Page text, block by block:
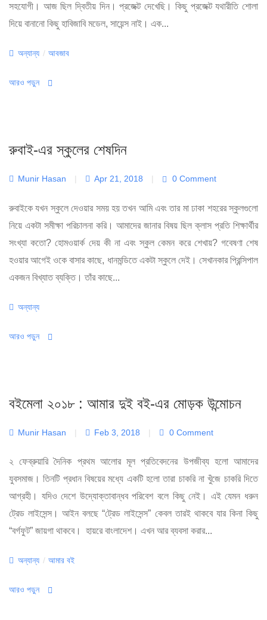
সহযোগী। আজ ছিল দ্বিতীয় দিন। প্রজেক্ট দেখেছি। কিছু প্রজেক্ট যথারীতি শোলা
দিয়ে বানানো কিছু হাবিজাবি মডেল, সায়েন্স নাই। এক...
Categories
অন্যান্য / আবজাব
আরও পড়ুন
রুবাই-এর স্কুলের শেষদিন
Munir Hasan | Apr 21, 2018 | 0 Comment
রুবাইকে যখন স্কুলে দেওয়ার সময় হয় তখন আমি এবং তার মা ঢাকা শহরের স্কুলগুলো
নিয়ে একটা সমীক্ষা পরিচালনা করি। আমাদের জানার বিষয় ছিল ক্লাস প্রতি শিক্ষার্থীর
সংখ্যা কতো? হোমওয়ার্ক দেয় কী না এবং স্কুল কেমন করে শেখায়? গবেষণা শেষ
হওয়ার আগেই ওকে বাসার কাছে, ধানমন্ডিতে একটা স্কুলে দেই। সেখানকার প্রিন্সিপাল
একজন বিখ্যাত ব্যক্তি। তাঁর কাছে...
Categories
অন্যান্য
আরও পড়ুন
বইমেলা ২০১৮ : আমার দুই বই-এর মোড়ক উন্মোচন
Munir Hasan | Feb 3, 2018 | 0 Comment
২ ফেব্রুয়ারি দৈনিক প্রথম আলোর মূল প্রতিবেদনের উপজীব্য হলো আমাদের
যুবসমাজ। তিনটি প্রধান বিষয়ের মধ্যে একটি হলো তারা চাকরি না খুঁজে চাকরি দিতে
আগ্রহী। যদিও দেশে উদ্যোক্তাবান্ধব পরিবেশ বলে কিছু নেই। এই যেমন ধরুন
ট্রেড লাইসেন্স। আইন বলছে “ট্রেড লাইসেন্স” কেবল তারই থাকবে যার কিনা কিছু
“বর্গফুট” জায়গা থাকবে। হায়রে বাংলাদেশ। এখন আর ব্যবসা করার...
Categories
অন্যান্য / আমার বই
আরও পড়ুন